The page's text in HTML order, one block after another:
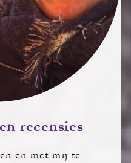
recensies
en met mij te